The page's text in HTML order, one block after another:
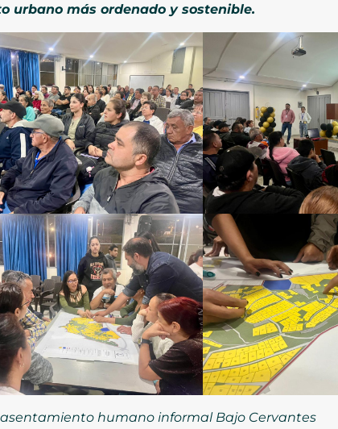
urbano más ordenado y sostenible.
humano informal Bajo Cervantes